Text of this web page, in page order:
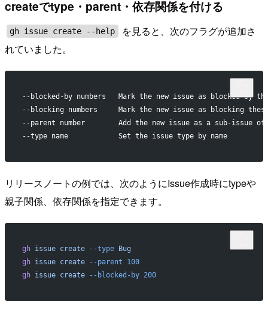
createでtype・parent・依存関係を付ける
gh issue create --help
を見ると、次のフラグが追加さ
れていました。
--blocked-by numbers   Mark the new issue as blocked by
--blocking numbers     Mark the new issue as blocking these
--parent number        Add the new issue as a sub-issue of
--type name            Set the issue type by name
リリースノートの例では、次のようにIssue作成時にtypeや
親子関係、依存関係を指定できます。
gh issue create --type Bug
gh issue create --parent 100
gh issue create --blocked-by 200